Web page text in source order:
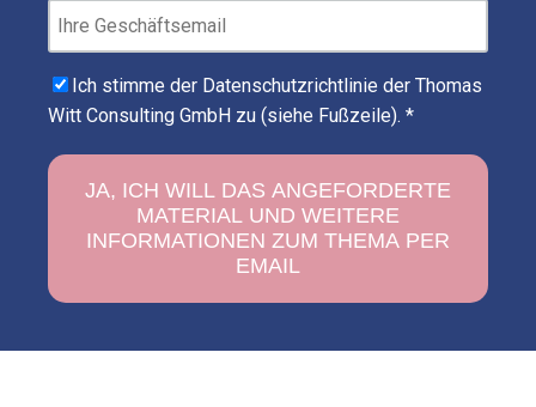
Ich stimme der Datenschutzrichtlinie der Thomas
Witt Consulting GmbH zu (siehe Fußzeile). *